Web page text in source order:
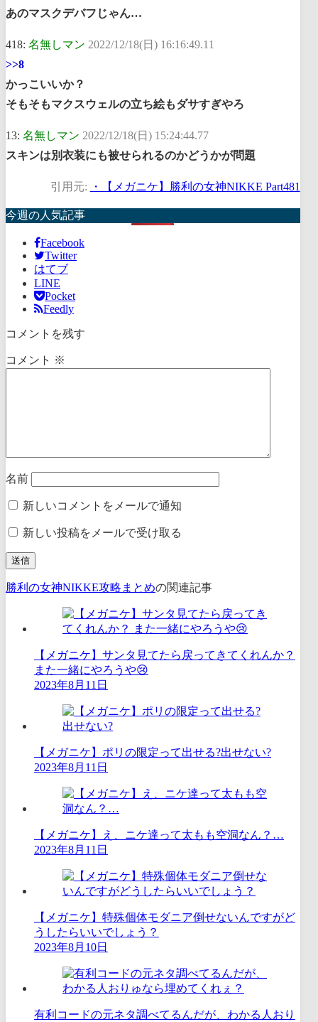
あのマスクデバフじゃん…
418: 名無しマン 2022/12/18(日) 16:16:49.11
>>8
かっこいいか？
そもそもマクスウェルの立ち絵もダサすぎやろ
13: 名無しマン 2022/12/18(日) 15:24:44.77
スキンは別衣装にも被せられるのかどうかが問題
引用元: ・【メガニケ】勝利の女神NIKKE Part481
今週の人気記事
Facebook
Twitter
はてブ
LINE
Pocket
Feedly
コメントを残す
コメント ※
名前
新しいコメントをメールで通知
新しい投稿をメールで受け取る
勝利の女神NIKKE攻略まとめの関連記事
【メガニケ】サンタ見てたら戻ってきてくれんか？
また一緒にやろうや😢
2023年8月11日
【メガニケ】ポリの限定って出せる?出せない?
2023年8月11日
【メガニケ】え、ニケ達って太もも空洞なん？…
2023年8月11日
【メガニケ】特殊個体モダニア倒せないんですがど
うしたらいいでしょう？
2023年8月10日
有利コードの元ネタ調べてるんだが、わかる人おり